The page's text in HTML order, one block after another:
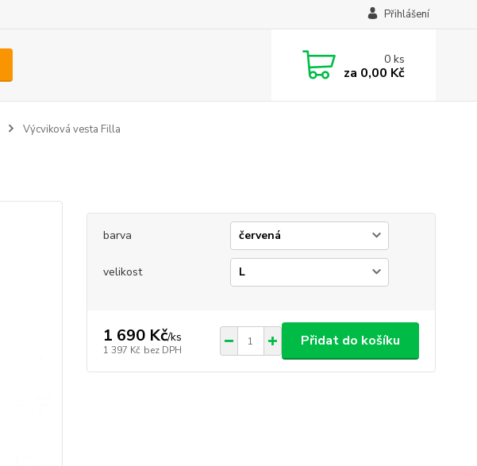
Přihlášení
0ks
za 0,00 Kč
Výcviková vesta Filla
barva
velikost
1 690 Kč/ks
1 397 Kč bez DPH
Přidat do košíku